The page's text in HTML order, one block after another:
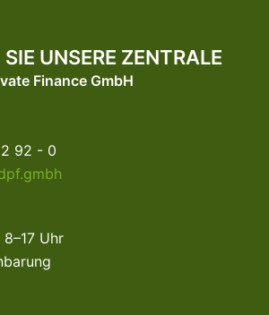
UNSERE ZENTRALE
Finance GmbH
92 - 0
Uhr